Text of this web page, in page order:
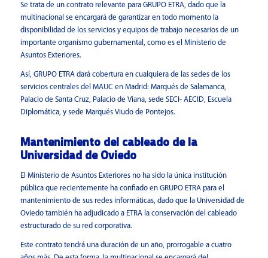
Se trata de un contrato relevante para GRUPO ETRA, dado que la
multinacional se encargará de garantizar en todo momento la
disponibilidad de los servicios y equipos de trabajo necesarios de un
importante organismo gubernamental, como es el Ministerio de
Asuntos Exteriores.
Así, GRUPO ETRA dará cobertura en cualquiera de las sedes de los
servicios centrales del MAUC en Madrid: Marqués de Salamanca,
Palacio de Santa Cruz, Palacio de Viana, sede SECI- AECID, Escuela
Diplomática, y sede Marqués Viudo de Pontejos.
Mantenimiento del cableado de la
Universidad de Oviedo
El Ministerio de Asuntos Exteriores no ha sido la única institución
pública que recientemente ha confiado en GRUPO ETRA para el
mantenimiento de sus redes informáticas, dado que la Universidad de
Oviedo también ha adjudicado a ETRA la conservación del cableado
estructurado de su red corporativa.
Este contrato tendrá una duración de un año, prorrogable a cuatro